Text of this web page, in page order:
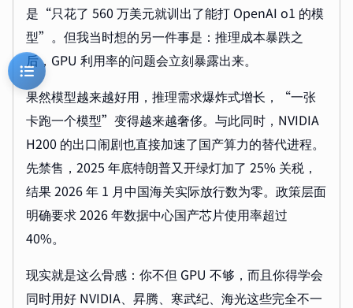
是“只花了 560 万美元就训出了能打 OpenAI o1 的模
型”。但我当时想的另一件事是：推理成本暴跌之
后，GPU 利用率的问题会立刻暴露出来。
果然模型越来越好用，推理需求爆炸式增长，“一张
卡跑一个模型”变得越来越奢侈。与此同时，NVIDIA
H200 的出口闹剧也直接加速了国产算力的替代进程。
先禁售，2025 年底特朗普又开绿灯加了 25% 关税，
结果 2026 年 1 月中国海关实际放行数为零。政策层面
明确要求 2026 年数据中心国产芯片使用率超过
40%。
现实就是这么骨感：你不但 GPU 不够，而且你得学会
同时用好 NVIDIA、昇腾、寒武纪、海光这些完全不一